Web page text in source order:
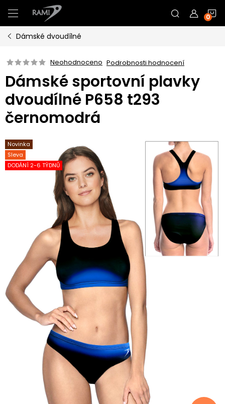
na
obsah
Dámské dvoudílné
Neohodnoceno Podrobnosti hodnocení
Dámské sportovní plavky
dvoudílné P658 t293
černomodrá
Novinka
Sleva
DODÁNÍ 2-6 TÝDNŮ